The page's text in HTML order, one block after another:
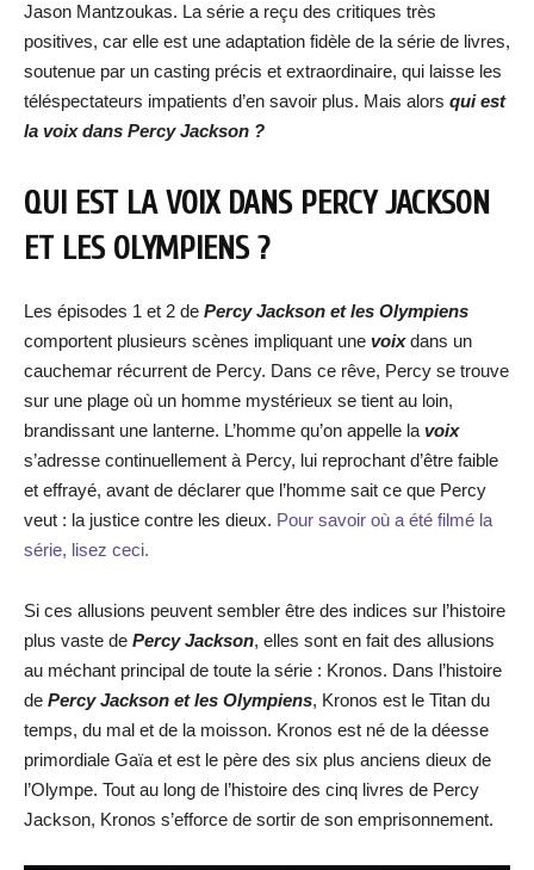
Jason Mantzoukas. La série a reçu des critiques très
positives, car elle est une adaptation fidèle de la série de livres,
soutenue par un casting précis et extraordinaire, qui laisse les
téléspectateurs impatients d’en savoir plus. Mais alors qui est
la voix dans Percy Jackson ?
QUI EST LA VOIX DANS PERCY JACKSON
ET LES OLYMPIENS ?
Les épisodes 1 et 2 de Percy Jackson et les Olympiens
comportent plusieurs scènes impliquant une voixdans un
cauchemar récurrent de Percy. Dans ce rêve, Percy se trouve
sur une plage où un homme mystérieux se tient au loin,
brandissant une lanterne. L’homme qu’on appelle la voix
s’adresse continuellement à Percy, lui reprochant d’être faible
et effrayé, avant de déclarer que l’homme sait ce que Percy
veut : la justice contre les dieux. Pour savoir où a été filmé la
série, lisez ceci.
Si ces allusions peuvent sembler être des indices sur l’histoire
plus vaste de Percy Jackson, elles sont en fait des allusions
au méchant principal de toute la série : Kronos. Dans l’histoire
de Percy Jackson et les Olympiens, Kronos est le Titan du
temps, du mal et de la moisson. Kronos est né de la déesse
primordiale Gaïa et est le père des six plus anciens dieux de
l’Olympe. Tout au long de l’histoire des cinq livres de Percy
Jackson, Kronos s’efforce de sortir de son emprisonnement.